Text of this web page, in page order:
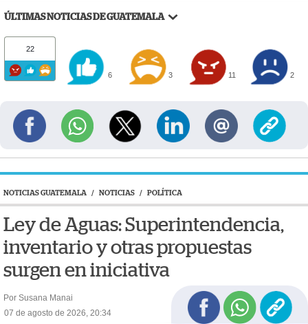
ÚLTIMAS NOTICIAS DE GUATEMALA
22
6 3 11 2
NOTICIAS GUATEMALA / NOTICIAS / POLÍTICA
Ley de Aguas: Superintendencia,
inventario y otras propuestas
surgen en iniciativa
Por Susana Manai
07 de agosto de 2026, 20:34